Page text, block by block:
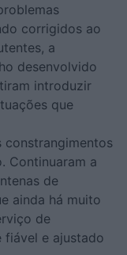
corrigidos ao
a
desenvolvido
introduzir
que
constrangimentos
Continuaram a
de
ainda há muito
de
e ajustado